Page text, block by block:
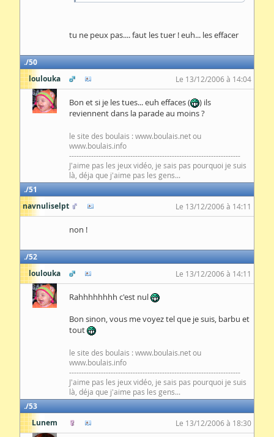
tu ne peux pas.... faut les tuer ! euh... les effacer
50
loulouka
Le 13/12/2006 à 14:04
Bon et si je les tues... euh effaces (
) ils
reviennent dans la parade au moins ?
le site des boulais : www.boulais.net ou
www.boulais.info
----------------------------------------------------------------------
J'aime pas les jeux vidéo, je sais pas pourquoi je suis
là, déja que j'aime pas les gens...
51
navnuliselpt
Le 13/12/2006 à 14:11
non !
52
loulouka
Le 13/12/2006 à 14:11
Rahhhhhhhh c'est nul
Bon sinon, vous me voyez tel que je suis, barbu et
tout
le site des boulais : www.boulais.net ou
www.boulais.info
----------------------------------------------------------------------
J'aime pas les jeux vidéo, je sais pas pourquoi je suis
là, déja que j'aime pas les gens...
53
Lunem
Le 13/12/2006 à 18:30